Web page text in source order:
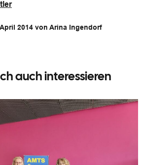
2014 von Arina Ingendorf
auch interessieren